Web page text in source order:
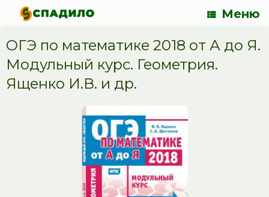
Меню
ОГЭ по математике 2018 от А до Я.
Модульный курс. Геометрия.
Ященко И.В. и др.